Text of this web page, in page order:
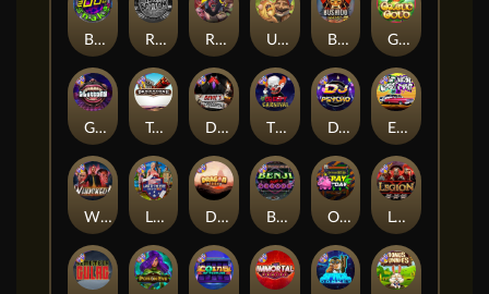
Outsourced: Payday
Roadkill
Rock Bottom
Land of the Free
Brick Snake 2000
Benji Killed in Vegas
Devil's Crossroad
Dragon Tribe
Gluttony
Legion X
DJ Psycho
Tombstone
Gaelic Gold
East Coast Vs West Coast
The Creepy Carnival
Whacked
Bushido Way xNudge
Ugliest Catch